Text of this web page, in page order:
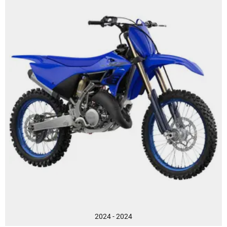
2024 - 2024